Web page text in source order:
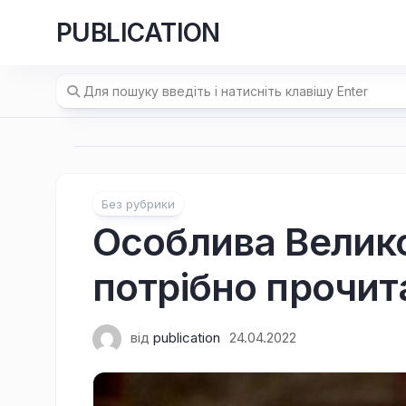
PUBLICATION
Без рубрики
Особлива
потрібно
від publication 24.04.2022